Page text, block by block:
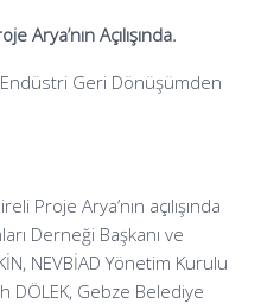
Arya’nın Açılışında.
Endüstri Geri Dönüşümden
Proje Arya’nın açılışında
Derneği Başkanı ve
NEVBİAD Yönetim Kurulu
DÖLEK, Gebze Belediye